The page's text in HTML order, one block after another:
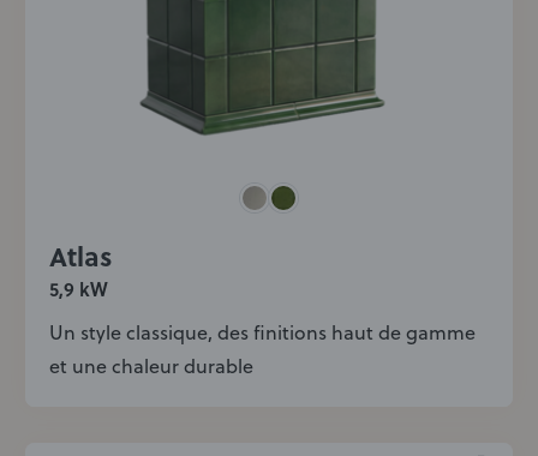
Atlas
5,9 kW
Un style classique, des finitions haut de gamme
et une chaleur durable